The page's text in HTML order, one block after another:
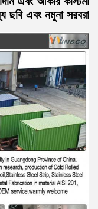
ছবি এবং নমুনা